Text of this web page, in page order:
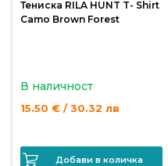
Тениска RILA HUNT T- Shirt
Camo Brown Forest
В наличност
15.50 € / 30.32 лв
Добави в количка